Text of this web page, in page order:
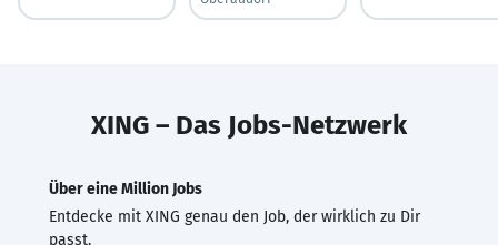
XING – Das Jobs-Netzwerk
Über eine Million Jobs
Entdecke mit XING genau den Job, der wirklich zu Dir
passt.